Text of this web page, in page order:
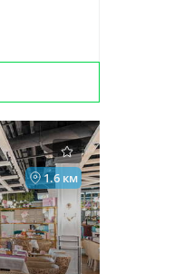
1.6 км